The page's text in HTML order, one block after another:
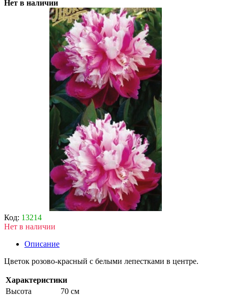
Нет в наличии
Код: 13214
Нет в наличии
Описание
Цветок розово-красный с белыми лепестками в центре.
Характеристики
Высота
70 см